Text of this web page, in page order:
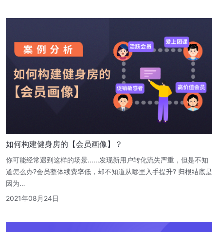
如何构建健身房的【会员画像】？
你可能经常遇到这样的场景......发现新用户转化流失严重，但是不知
道怎么办?会员整体续费率低，却不知道从哪里入手提升? 归根结底是
因为…
2021年08月24日